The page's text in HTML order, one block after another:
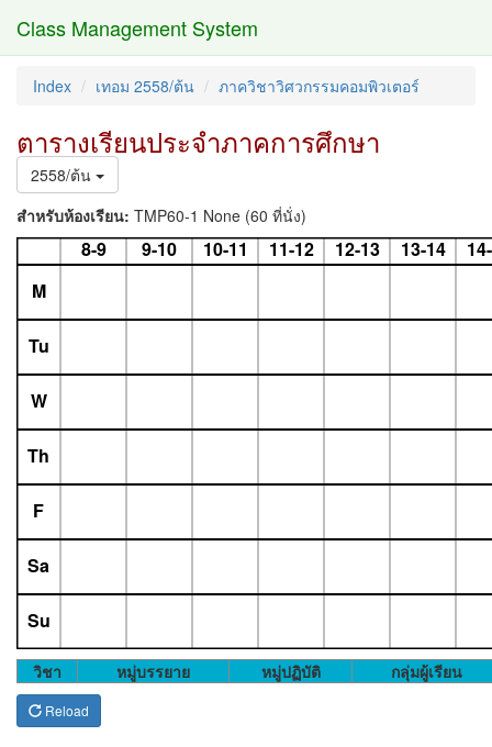
Class Management System
Index เทอม 2558/ต้น ภาควิชาวิศวกรรมคอมพิวเตอร์
ตารางเรียนประจำภาคการศึกษา
2558/ต้น
สำหรับห้องเรียน: TMP60-1 None (60 ที่นั่ง)
8-9 9-10 10-11 11-12 12-13 13-14
M
Tu
W
Th
F
Sa
Su
วิชา หมู่บรรยาย หมู่ปฏิบัติ กลุ่มผู้เรียน
Reload